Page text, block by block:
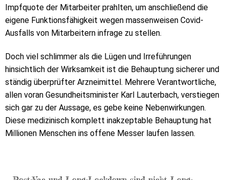
Impfquote der Mitarbeiter prahlten, um anschließend die
eigene Funktionsfähigkeit wegen massenweisen Covid-
Ausfalls von Mitarbeitern infrage zu stellen.
Doch viel schlimmer als die Lügen und Irreführungen
hinsichtlich der Wirksamkeit ist die Behauptung sicherer und
ständig überprüfter Arzneimittel. Mehrere Verantwortliche,
allen voran Gesundheitsminister Karl Lauterbach, verstiegen
sich gar zu der Aussage, es gebe keine Nebenwirkungen.
Diese medizinisch komplett inakzeptable Behauptung hat
Millionen Menschen ins offene Messer laufen lassen.